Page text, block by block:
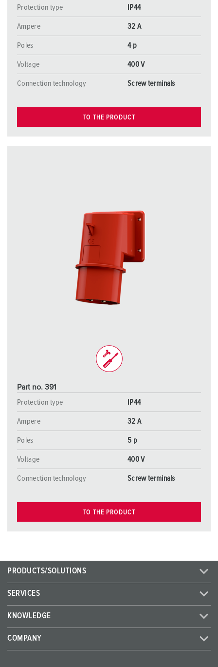
Protection type
IP44
Ampere 32 A
Poles 4 p
Voltage 400 V
Connection technology Screw terminals
TO THE PRODUCT
Part no. 391
Protection type
IP44
Ampere 32 A
Poles 5 p
Voltage 400 V
Connection technology Screw terminals
TO THE PRODUCT
PRODUCTS/SOLUTIONS
SERVICES
KNOWLEDGE
COMPANY